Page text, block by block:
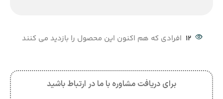
12 افرادی که هم اکنون این محصول را بازدید می کنند
برای دریافت مشاوره با ما در ارتباط باشید